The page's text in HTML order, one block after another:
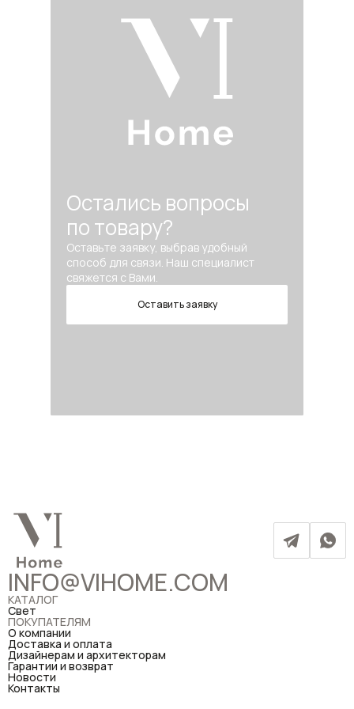
Остались вопросы
по товару?
Оставьте заявку, выбрав удобный
способ для связи. Наш специалист
свяжется с Вами.
Оставить заявку
INFO@VIHOME.COM
КАТАЛОГ
Свет
ПОКУПАТЕЛЯМ
О компании
Доставка и оплата
Дизайнерам и архитекторам
Гарантии и возврат
Новости
Контакты